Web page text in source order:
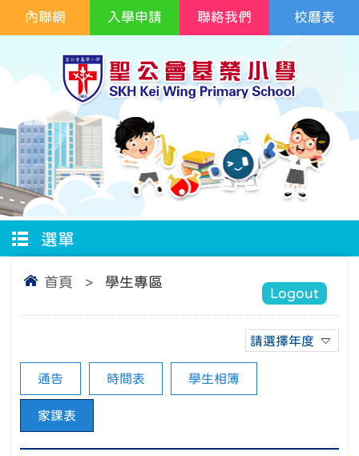
校曆表
內聯網 入學申請 聯絡我們
選單
Logout
首頁 > 學生專區
請選擇年度
通告 時間表 學生相簿
家課表